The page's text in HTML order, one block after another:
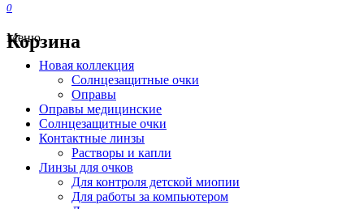
0
Корзина
Меню
Новая коллекция
Солнцезащитные очки
Оправы
Оправы медицинские
Солнцезащитные очки
Контактные линзы
Растворы и капли
Линзы для очков
Для контроля детской миопии
Для работы за компьютером